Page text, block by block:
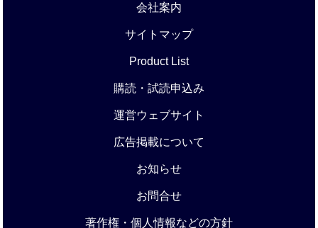
会社案内
サイトマップ
Product List
購読・試読申込み
運営ウェブサイト
広告掲載について
お知らせ
お問合せ
著作権・個人情報などの方針